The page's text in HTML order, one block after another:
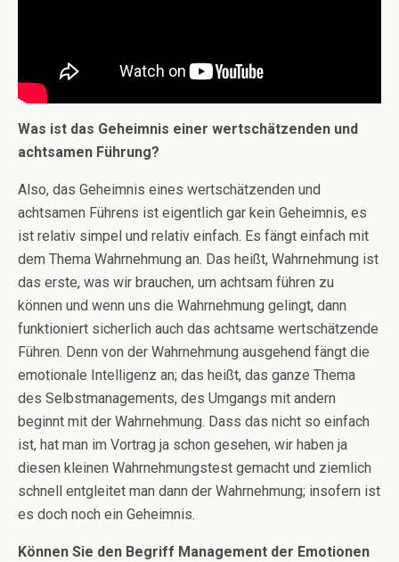
Was ist das Geheimnis einer wertschätzenden und
achtsamen Führung?
Also, das Geheimnis eines wertschätzenden und
achtsamen Führens ist eigentlich gar kein Geheimnis, es
ist relativ simpel und relativ einfach. Es fängt einfach mit
dem Thema Wahrnehmung an. Das heißt, Wahrnehmung ist
das erste, was wir brauchen, um achtsam führen zu
können und wenn uns die Wahrnehmung gelingt, dann
funktioniert sicherlich auch das achtsame wertschätzende
Führen. Denn von der Wahrnehmung ausgehend fängt die
emotionale Intelligenz an; das heißt, das ganze Thema
des Selbstmanagements, des Umgangs mit andern
beginnt mit der Wahrnehmung. Dass das nicht so einfach
ist, hat man im Vortrag ja schon gesehen, wir haben ja
diesen kleinen Wahrnehmungstest gemacht und ziemlich
schnell entgleitet man dann der Wahrnehmung; insofern ist
es doch noch ein Geheimnis.
Können Sie den Begriff Management der Emotionen